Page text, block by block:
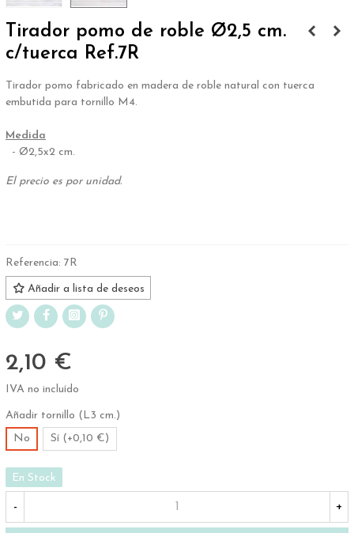
Tirador pomo de roble Ø2,5 cm.
c/tuerca Ref.7R
Tirador pomo fabricado en madera de roble natural con tuerca
embutida para tornillo M4.
Medida
- Ø2,5x2 cm.
El precio es por unidad.
Referencia: 7R
Añadir a lista de deseos
2,10 €
IVA no incluído
Añadir tornillo (L3 cm.)
No
Sí (+0,10 €)
En Stock
- +